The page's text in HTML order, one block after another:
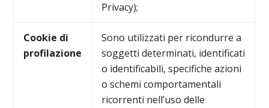
Privacy);
Cookie di
profilazione
Sono utilizzati per ricondurre a
soggetti determinati, identificati
o identificabili, specifiche azioni
o schemi comportamentali
ricorrenti nell’uso delle